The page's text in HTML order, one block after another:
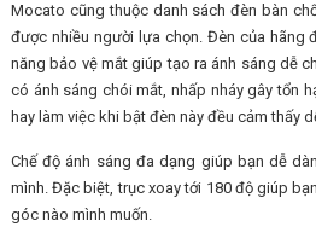
Mocato cũng thuộc danh sách đèn bàn
được nhiều người lựa chọn. Đèn của hãng
năng bảo vệ mắt giúp tạo ra ánh sáng dễ
có ánh sáng chói mắt, nhấp nháy gây tổn
hay làm việc khi bật đèn này đều cảm thấy
Chế độ ánh sáng đa dạng giúp bạn dễ
mình. Đặc biệt, trục xoay tới 180 độ giúp
góc nào mình muốn.